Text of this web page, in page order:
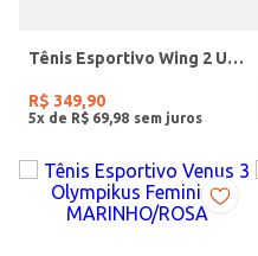
Tênis Esportivo Wing 2 Under Armour Feminino BEGE
R$ 349,90
5x de R$ 69 98